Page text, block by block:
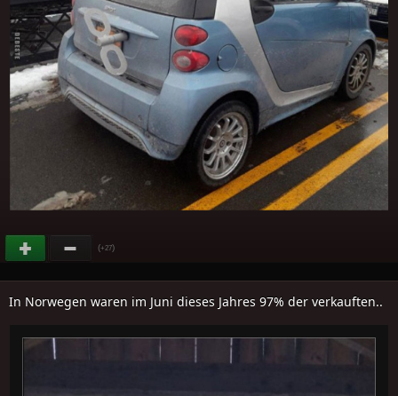
(+27)
In Norwegen waren im Juni dieses Jahres 97% der verkauften..